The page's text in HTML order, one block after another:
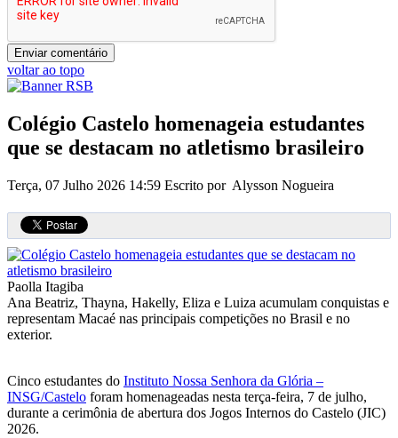
voltar ao topo
Colégio Castelo homenageia estudantes
que se destacam no atletismo brasileiro
Terça, 07 Julho 2026 14:59 Escrito por Alysson Nogueira
Paolla Itagiba
Ana Beatriz, Thayna, Hakelly, Eliza e Luiza acumulam conquistas e
representam Macaé nas principais competições no Brasil e no
exterior.
Cinco estudantes do Instituto Nossa Senhora da Glória –
INSG/Castelo foram homenageadas nesta terça-feira, 7 de julho,
durante a cerimônia de abertura dos Jogos Internos do Castelo (JIC)
2026.